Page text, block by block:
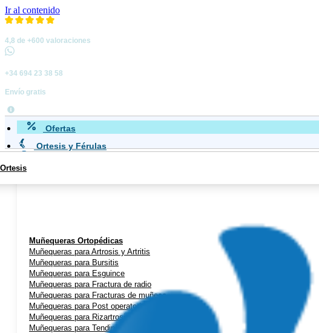
Ir al contenido
4,8 de +600 valoraciones
+34 694 23 38 58
Envío gratis
Ofertas
Ortesis y Férulas
Ortesis
Muñequeras Ortopédicas
Muñequeras para Artrosis y Artritis
Muñequeras para Bursitis
Muñequeras para Esguince
Muñequeras para Fractura de radio
Muñequeras para Fracturas de muñeca
Muñequeras para Post operatorio
Muñequeras para Rizartrosis (artrosis de pulgar)
Muñequeras para Tendinitis de mano